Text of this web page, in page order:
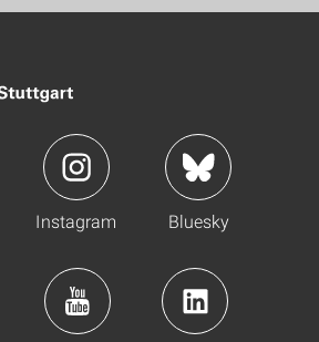
Instagram Bluesky